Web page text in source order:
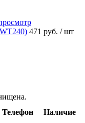
471 руб. / шт
Телефон
Наличие